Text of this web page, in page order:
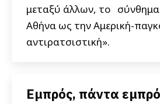
μεταξύ άλλων, το
Αθήνα ως την Αμερική-
αντιρατσιστική».
Εμπρός, πάντα